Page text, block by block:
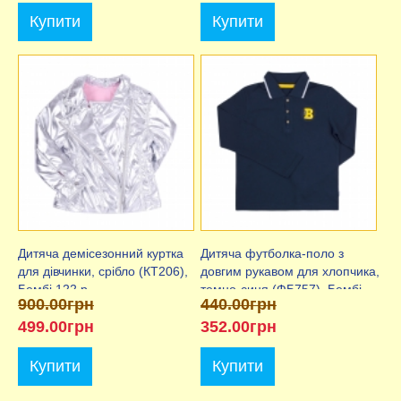
Купити Купити
Дитяча демісезонний куртка
для дівчинки, срібло (КТ206),
Бембі 122 р.
900.00грн
499.00грн
Купити
Дитяча футболка-поло з
довгим рукавом для хлопчика,
темно-синя (ФБ757), Бембі
440.00грн
352.00грн
Купити